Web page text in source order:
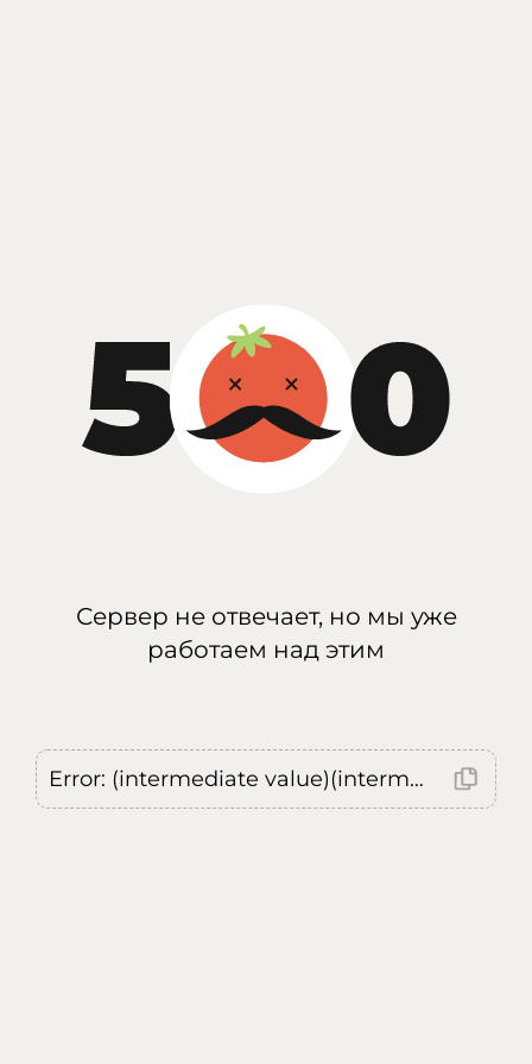
Сервер не отвечает, но мы уже
работаем над этим
Error: (intermediate value)(intermediate value)(intermediate value).replaceAll is not a function